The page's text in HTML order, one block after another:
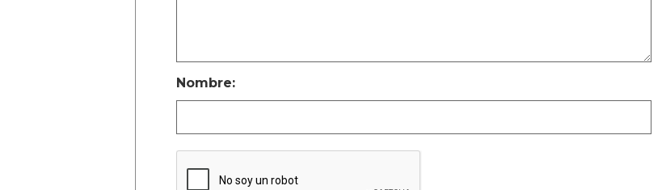
Nombre: